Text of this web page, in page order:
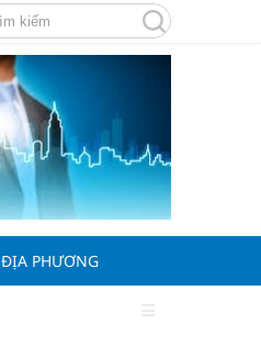
ĐỊA PHƯƠNG